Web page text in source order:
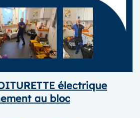
électrique
au bloc